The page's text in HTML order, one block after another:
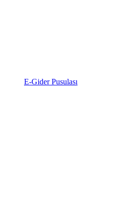
E-Gider Pusulası